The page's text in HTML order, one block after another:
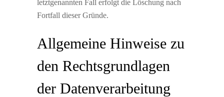
letztgenannten Fall erfolgt die Löschung nach
Fortfall dieser Gründe.
Allgemeine Hinweise zu
den Rechtsgrundlagen
der Datenverarbeitung